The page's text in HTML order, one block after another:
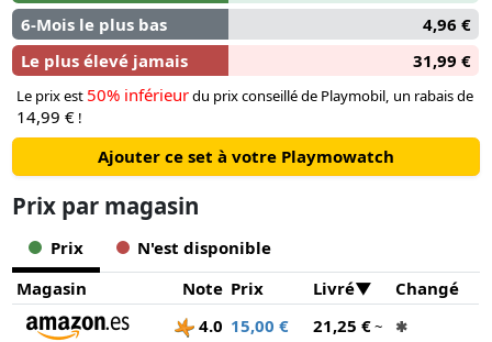
6-Mois le plus bas
4,96 €
Le plus élevé jamais
31,99 €
Le prix est 50% inférieurdu prix conseillé de Playmobil, un rabais de
14,99 € !
Ajouter ce set à votre Playmowatch
Prix ​​par magasin
Prix
N'est disponible
Magasin
Note Prix Livré
Changé
4.0 15,00 € 21,25 €~ ✱